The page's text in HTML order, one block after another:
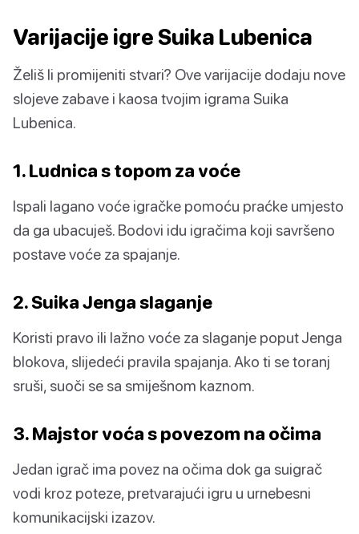
Varijacije igre Suika Lubenica
Želiš li promijeniti stvari? Ove varijacije dodaju nove
slojeve zabave i kaosa tvojim igrama Suika
Lubenica.
1. Ludnica s topom za voće
Ispali lagano voće igračke pomoću praćke umjesto
da ga ubacuješ. Bodovi idu igračima koji savršeno
postave voće za spajanje.
2. Suika Jenga slaganje
Koristi pravo ili lažno voće za slaganje poput Jenga
blokova, slijedeći pravila spajanja. Ako ti se toranj
sruši, suoči se sa smiješnom kaznom.
3. Majstor voća s povezom na očima
Jedan igrač ima povez na očima dok ga suigrač
vodi kroz poteze, pretvarajući igru u urnebesni
komunikacijski izazov.